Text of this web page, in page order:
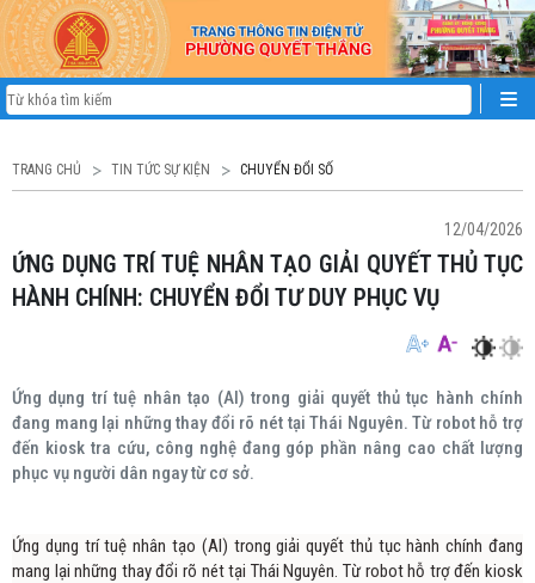
TRANG CHỦ TIN TỨC SỰ KIỆN CHUYỂN ĐỔI SỐ
12/04/2026
ỨNG DỤNG TRÍ TUỆ NHÂN TẠO GIẢI QUYẾT THỦ TỤC
HÀNH CHÍNH: CHUYỂN ĐỔI TƯ DUY PHỤC VỤ
Ứng dụng trí tuệ nhân tạo (AI) trong giải quyết thủ tục hành chính
đang mang lại những thay đổi rõ nét tại Thái Nguyên. Từ robot hỗ trợ
đến kiosk tra cứu, công nghệ đang góp phần nâng cao chất lượng
phục vụ người dân ngay từ cơ sở.
Ứng dụng trí tuệ nhân tạo (AI) trong giải quyết thủ tục hành chính đang
mang lại những thay đổi rõ nét tại Thái Nguyên. Từ robot hỗ trợ đến kiosk